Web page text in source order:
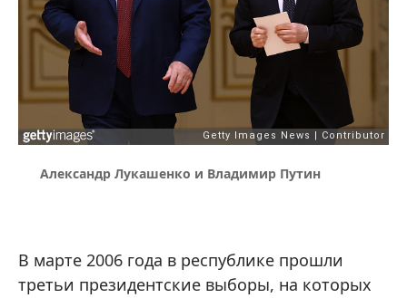
Александр Лукашенко и Владимир Путин
В марте 2006 года в республике прошли
третьи президентские выборы, на которых